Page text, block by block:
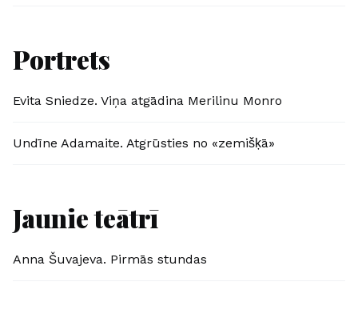
Portrets
Evita Sniedze. Viņa atgādina Merilinu Monro
Undīne Adamaite. Atgrūsties no «zemišķā»
Jaunie teātrī
Anna Šuvajeva. Pirmās stundas